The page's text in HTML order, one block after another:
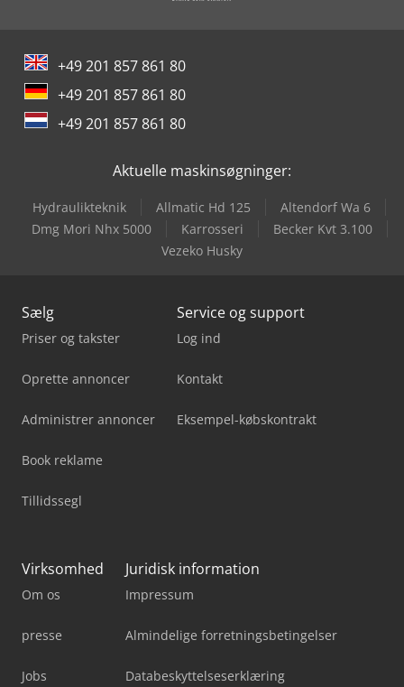
Sahinler Hkm 85
Sahinler Hpk 100
Sahinler Sdk 6
Sahinler Sdk 8
+49 201 857 861 80
+49 201 857 861 80
+49 201 857 861 80
Aktuelle maskinsøgninger:
Hydraulikteknik Allmatic Hd 125
Altendorf Wa 6
Dmg Mori Nhx 5000
Karrosseri
Becker Kvt 3.100
Vezeko Husky
Sælg
Priser og takster
Oprette annoncer
Administrer annoncer
Book reklame
Tillidssegl
Service og support
Log ind
Kontakt
Eksempel-købskontrakt
Virksomhed
Om os
presse
Jobs
Juridisk information
Impressum
Almindelige forretningsbetingelser
Databeskyttelseserklæring